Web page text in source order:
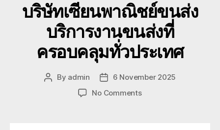
บริษัทเซียนพาณิชย์ขนส่ง
บริการงานขนส่งที่
ครอบคลุมทั่วประเทศ
Post
By admin
Post
date
6 November 2025
No Commentson